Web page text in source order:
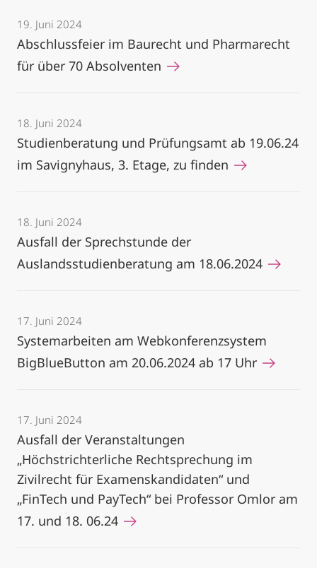
19. Juni 2024
Abschlussfeier im Baurecht und Pharmarecht
für über 70 Absolventen
18. Juni 2024
Studienberatung und Prüfungsamt ab 19.06.24
im Savignyhaus, 3. Etage, zu finden
18. Juni 2024
Ausfall der Sprechstunde der
Auslandsstudienberatung am 18.06.2024
17. Juni 2024
Systemarbeiten am Webkonferenzsystem
BigBlueButton am 20.06.2024 ab 17 Uhr
17. Juni 2024
Ausfall der Veranstaltungen
„Höchstrichterliche Rechtsprechung im
Zivilrecht für Examenskandidaten“ und
„FinTech und PayTech“ bei Professor Omlor am
17. und 18. 06.24